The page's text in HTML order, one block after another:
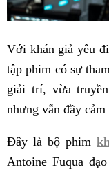
Với khán giả yêu
tập phim có sự
giải trí, vừa
nhưng vẫn đầy cảm
Đây là bộ phim
Antoine Fuqua